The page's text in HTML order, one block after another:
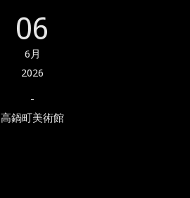
06
6月
2026
-
高鍋町美術館